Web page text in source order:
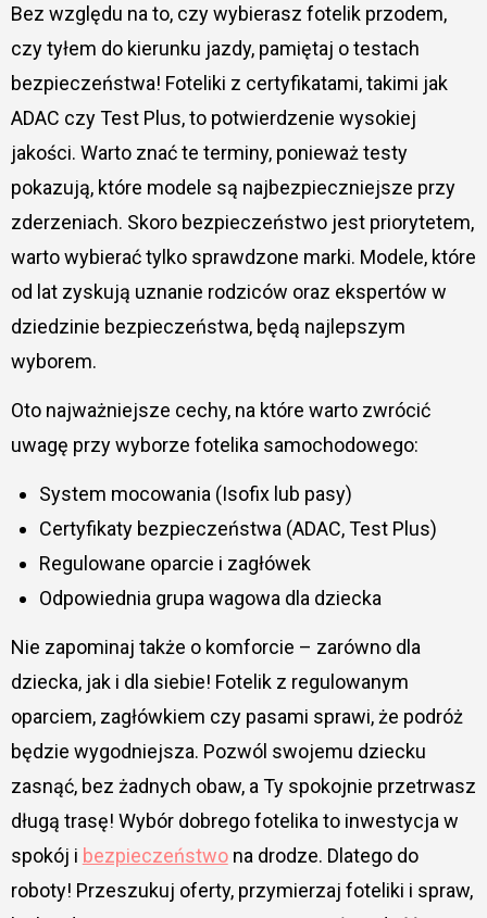
Bez względu na to, czy wybierasz fotelik przodem,
czy tyłem do kierunku jazdy, pamiętaj o testach
bezpieczeństwa! Foteliki z certyfikatami, takimi jak
ADAC czy Test Plus, to potwierdzenie wysokiej
jakości. Warto znać te terminy, ponieważ testy
pokazują, które modele są najbezpieczniejsze przy
zderzeniach. Skoro bezpieczeństwo jest priorytetem,
warto wybierać tylko sprawdzone marki. Modele, które
od lat zyskują uznanie rodziców oraz ekspertów w
dziedzinie bezpieczeństwa, będą najlepszym
wyborem.
Oto najważniejsze cechy, na które warto zwrócić
uwagę przy wyborze fotelika samochodowego:
System mocowania (Isofix lub pasy)
Certyfikaty bezpieczeństwa (ADAC, Test Plus)
Regulowane oparcie i zagłówek
Odpowiednia grupa wagowa dla dziecka
Nie zapominaj także o komforcie – zarówno dla
dziecka, jak i dla siebie! Fotelik z regulowanym
oparciem, zagłówkiem czy pasami sprawi, że podróż
będzie wygodniejsza. Pozwól swojemu dziecku
zasnąć, bez żadnych obaw, a Ty spokojnie przetrwasz
długą trasę! Wybór dobrego fotelika to inwestycja w
spokój i bezpieczeństwona drodze. Dlatego do
roboty! Przeszukuj oferty, przymierzaj foteliki i spraw,